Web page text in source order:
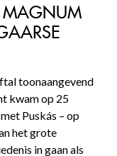
MAGNUM
toonaangevend
kwam op 25
Puskás – op
het grote
in gaan als